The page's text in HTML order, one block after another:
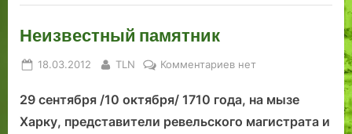
Неизвестный памятник
Posted
18.03.2012 By
TLN Комментариевк
Неизвестный
нет
29 сентября /10 октября/ 1710 года, на мызе
Харку, представители ревельского магистрата и